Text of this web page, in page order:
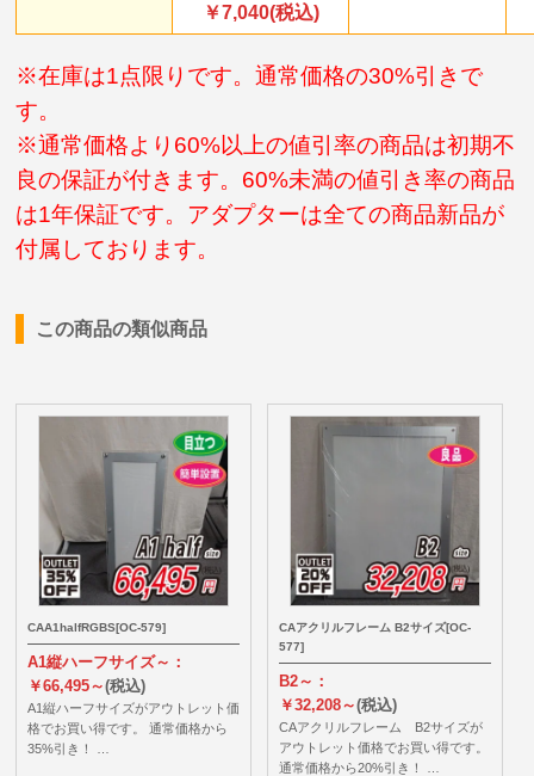
￥7,040(税込)
※在庫は1点限りです。通常価格の30%引きで
す。
※通常価格より60%以上の値引率の商品は初期不
良の保証が付きます。60%未満の値引き率の商品
は1年保証です。アダプターは全ての商品新品が
付属しております。
この商品の類似商品
CAA1halfRGBS[OC-579]
A1縦ハーフサイズ～：
￥66,495～(税込)
A1縦ハーフサイズがアウトレット価
格でお買い得です。 通常価格から
35%引き！ …
CAアクリルフレーム B2サイズ[OC-
577]
B2～：
￥32,208～(税込)
CAアクリルフレーム B2サイズが
アウトレット価格でお買い得です。
通常価格から20%引き！ …